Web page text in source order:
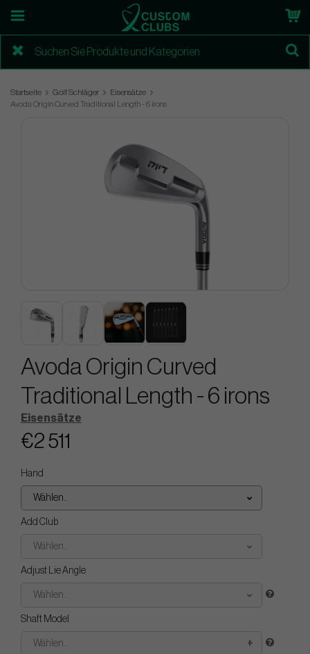
Startseite Golf Schläger
Eisensätze
Avoda Origin Curved Traditional Length - 6 irons
Avoda Origin Curved
Traditional Length - 6 irons
Eisensätze
€2 511
Hand
Wählen..
Add Club
Wählen..
Adjust Lie Angle
Wählen..
Shaft Model
Wählen..